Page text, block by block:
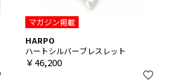
マガジン掲載
HARPO
ハートシルバーブレスレット
￥46,200